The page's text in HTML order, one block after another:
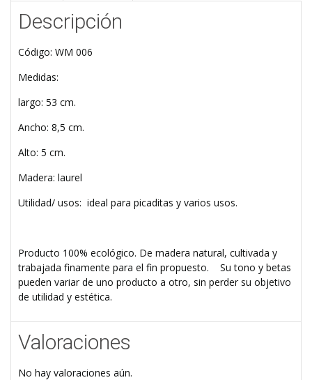
Descripción
Código: WM 006
Medidas:
largo: 53 cm.
Ancho: 8,5 cm.
Alto: 5 cm.
Madera: laurel
Utilidad/ usos: ideal para picaditas y varios usos.
Producto 100% ecológico. De madera natural, cultivada y
trabajada finamente para el fin propuesto. Su tono y betas
pueden variar de uno producto a otro, sin perder su objetivo
de utilidad y estética.
Valoraciones
No hay valoraciones aún.